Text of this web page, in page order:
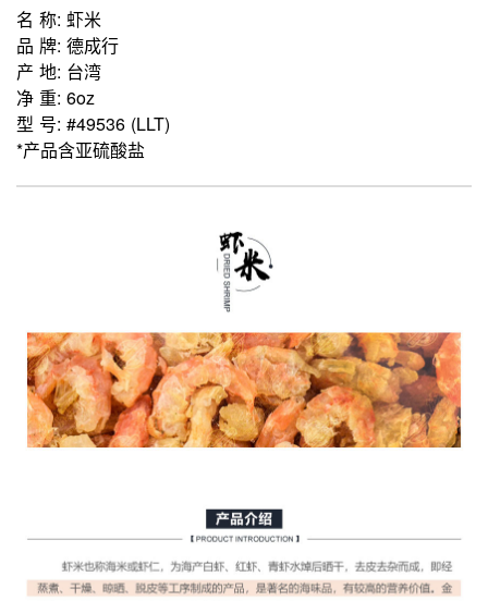
名 称: 虾米
品 牌: 德成行
产 地: 台湾
净 重: 6oz
型 号: #49536 (LLT)
*产品含亚硫酸盐